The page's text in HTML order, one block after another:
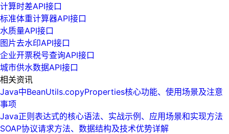
计算时差API接口
标准体重计算器API接口
水质量API接口
图片去水印API接口
企业开票税号查询API接口
城市供水数据API接口
相关资讯
Java中BeanUtils.copyProperties核心功能、使用场景及注意
事项
Java正则表达式的核心语法、实战示例、应用场景和实现方法
SOAP协议请求方法、数据结构及技术优势详解